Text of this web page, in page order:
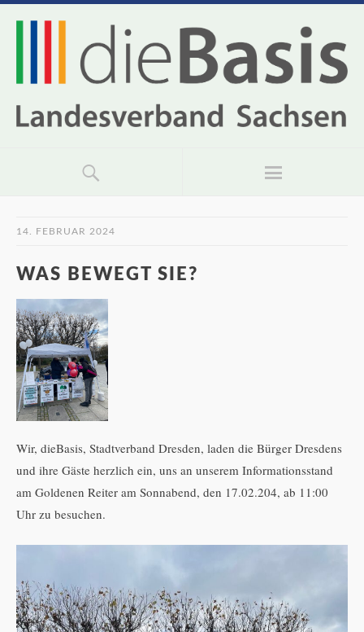
14. FEBRUAR 2024
WAS BEWEGT SIE?
Wir, dieBasis, Stadtverband Dresden, laden die Bürger Dresdens
und ihre Gäste herzlich ein, uns an unserem Informationsstand
am Goldenen Reiter am Sonnabend, den 17.02.204, ab 11:00
Uhr zu besuchen.